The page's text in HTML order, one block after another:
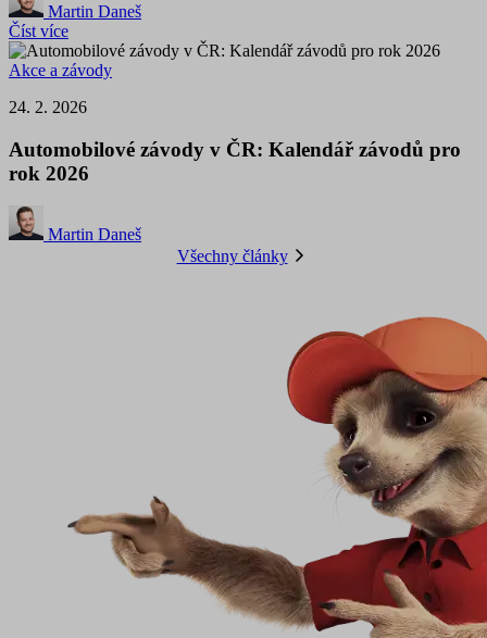
Martin Daneš
Číst více
Akce a závody
24. 2. 2026
Automobilové závody v ČR: Kalendář závodů pro
rok 2026
Martin Daneš
Všechny články